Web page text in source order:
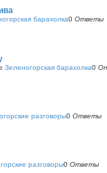
барахолка0 Ответы
Зеленогорская барахолка0
разговоры0 Ответы
разговоры0 Ответы